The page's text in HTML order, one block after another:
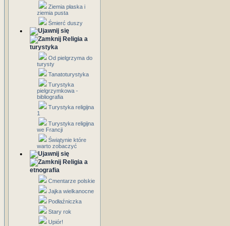
Ziemia płaska i
ziemia pusta
Śmierć duszy
Religia a
turystyka
Od pielgrzyma do
turysty
Tanatoturystyka
Turystyka
pielgrzymkowa -
bibliografia
Turystyka religijna
1
Turystyka religijna
we Francji
Świątynie które
warto zobaczyć
Religia a
etnografia
Cmentarze polskie
Jajka wielkanocne
Podłaźniczka
Stary rok
Upiór!